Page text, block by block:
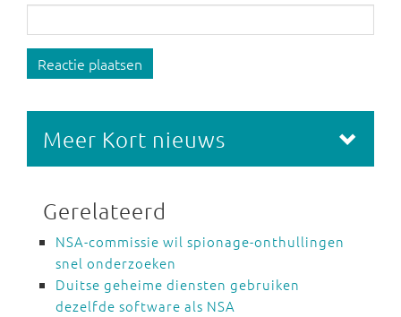
Reactie plaatsen
Meer Kort nieuws
Gerelateerd
NSA-commissie wil spionage-onthullingen
snel onderzoeken
Duitse geheime diensten gebruiken
dezelfde software als NSA